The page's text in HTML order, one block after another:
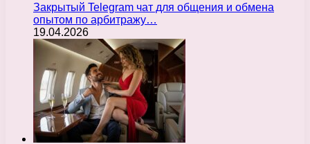
Закрытый Telegram чат для общения и обмена
опытом по арбитражу…
19.04.2026